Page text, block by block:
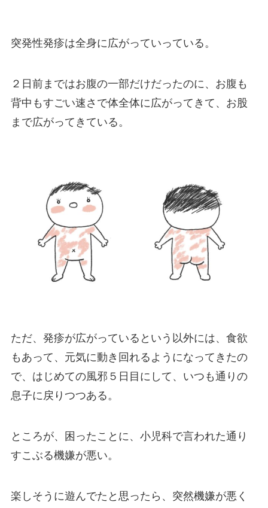
突発性発疹は全身に広がっていっている。
２日前まではお腹の一部だけだったのに、お腹も
背中もすごい速さで体全体に広がってきて、お股
まで広がってきている。
ただ、発疹が広がっているという以外には、食欲
もあって、元気に動き回れるようになってきたの
で、はじめての風邪５日目にして、いつも通りの
息子に戻りつつある。
ところが、困ったことに、小児科で言われた通り
すこぶる機嫌が悪い。
楽しそうに遊んでたと思ったら、突然機嫌が悪く